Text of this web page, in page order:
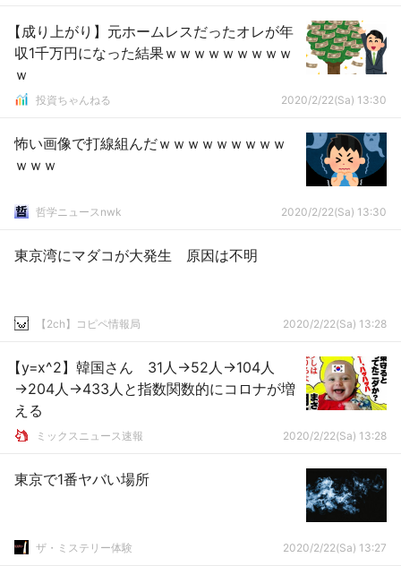
【成り上がり】元ホームレスだったオレが年
収1千万円になった結果ｗｗｗｗｗｗｗｗｗ
ｗ
投資ちゃんねる 2020/2/22(Sa) 13:30
怖い画像で打線組んだｗｗｗｗｗｗｗｗｗ
ｗｗｗ
哲学ニュースnwk 2020/2/22(Sa) 13:30
東京湾にマダコが大発生 原因は不明
【2ch】コピペ情報局 2020/2/22(Sa) 13:28
【y=x^2】韓国さん 31人→52人→104人
→204人→433人と指数関数的にコロナが増
える
ミックスニュース速報 2020/2/22(Sa) 13:28
東京で1番ヤバい場所
ザ・ミステリー体験 2020/2/22(Sa) 13:27